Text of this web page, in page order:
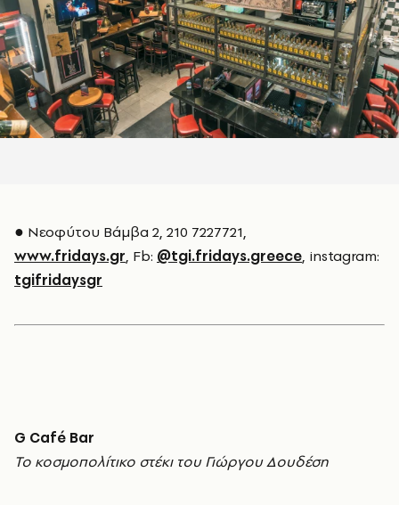
● Νεοφύτου Βάμβα 2, 210 7227721,
www.fridays.gr, Fb: @tgi.fridays.greece, instagram:
tgifridaysgr
G Café Bar
Το κοσμοπολίτικο στέκι του Γιώργου Δουδέση